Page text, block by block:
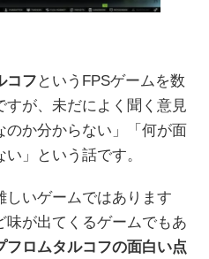
コフ というFPSゲームを数
が、未だによく聞く意見
か分からない」「何が面
」という話です。
しいゲームではあります
味が出てくるゲームでもあ
フロムタルコフの面白い点